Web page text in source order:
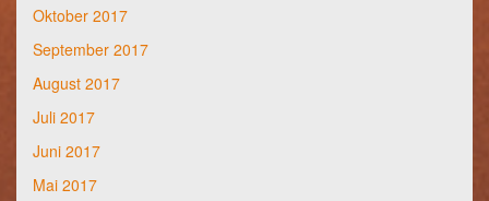
Oktober 2017
September 2017
August 2017
Juli 2017
Juni 2017
Mai 2017